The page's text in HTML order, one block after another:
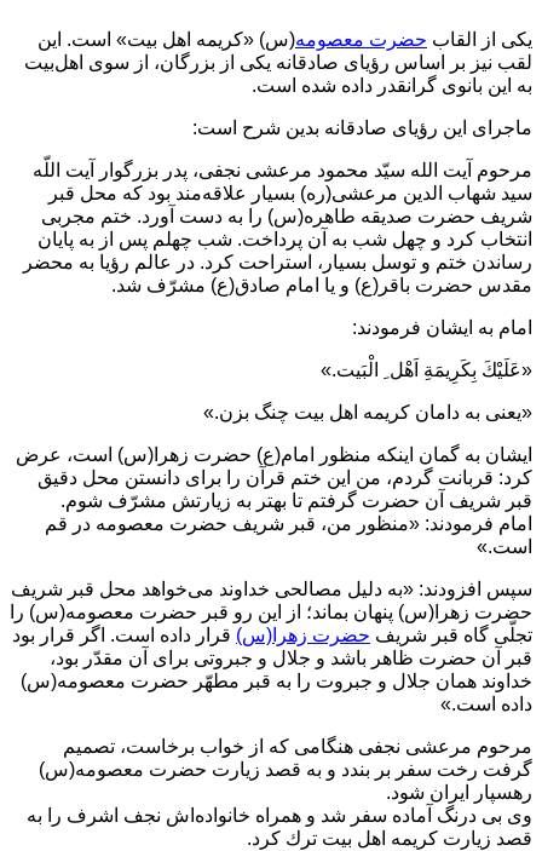
یکی از القاب حضرت معصومه(س) «كريمه اهل بيت» است. اين
لقب نيز بر اساس رؤياى صادقانه يكى از بزرگان، از سوى اهل‌بيت
به اين بانوى گرانقدر داده شده است.
ماجراى اين رؤياى صادقانه بدين شرح است:
مرحوم آيت الله سيّد محمود مرعشى نجفى، پدر بزرگوار آيت اللّه
سيد شهاب الدين مرعشى(ره) بسيار علاقه‌مند بود كه محل قبر
شريف حضرت صدیقه طاهره(س) را به دست آورد. ختم مجربى
انتخاب كرد و چهل شب به آن پرداخت. شب چهلم پس از به پايان
رساندن ختم و توسل بسيار، استراحت كرد. در عالم رؤيا به محضر
مقدس حضرت باقر(ع) و يا امام صادق(ع) مشرّف شد.
امام به ايشان فرمودند:
«عَلَيْكَ بِكَرِيمَةِ اَهْل ِ الْبَيت.»
«يعنى به دامان كريمه اهل بيت چنگ بزن.»
ايشان به گمان اينكه منظور امام(ع) حضرت زهرا(س) است، عرض
كرد: قربانت گردم، من اين ختم قرآن را براى دانستن محل دقيق
قبر شريف آن حضرت گرفتم تا بهتر به زيارتش مشرّف شوم.
امام فرمودند: «منظور من، قبر شريف حضرت معصومه در قم
است.»
سپس افزودند: «به دليل مصالحى خداوند مى‌خواهد محل قبر شريف
حضرت زهرا(س) پنهان بماند؛ از اين رو قبر حضرت معصومه(س) را
تجلّى گاه قبر شريف حضرت زهرا(س) قرار داده است. اگر قرار بود
قبر آن حضرت ظاهر باشد و جلال و جبروتى براى آن مقدّر بود،
خداوند همان جلال و جبروت را به قبر مطهّر حضرت معصومه(س)
داده است.»
مرحوم مرعشى نجفى هنگامى كه از خواب برخاست، تصميم
گرفت رخت سفر بر بندد و به قصد زيارت حضرت معصومه(س)
رهسپار ايران شود.
وى بى درنگ آماده سفر شد و همراه خانواده‌اش نجف اشرف را به
قصد زيارت كريمه اهل بيت ترك كرد.